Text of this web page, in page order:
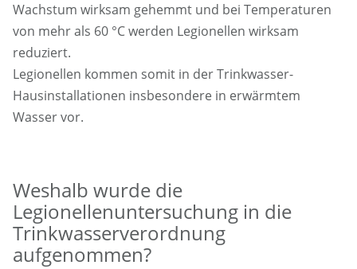
Wachstum wirksam gehemmt und bei Temperaturen
von mehr als 60 °C werden Legionellen wirksam
reduziert.
Legionellen kommen somit in der Trinkwasser-
Hausinstallationen insbesondere in erwärmtem
Wasser vor.
Weshalb wurde die
Legionellenuntersuchung in die
Trinkwasserverordnung
aufgenommen?